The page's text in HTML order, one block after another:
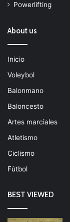
Powerlifting
About us
Inicio
Voleybol
Balonmano
Baloncesto
Artes marciales
Atletismo
Ciclismo
Fútbol
BEST VIEWED